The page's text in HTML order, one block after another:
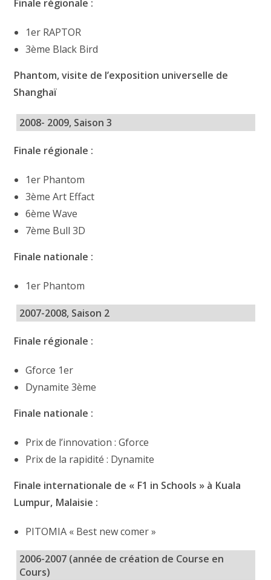
Finale régionale :
1er RAPTOR
3ème Black Bird
Phantom, visite de l’exposition universelle de
Shanghaï
2008- 2009, Saison 3
Finale régionale :
1er Phantom
3ème Art Effact
6ème Wave
7ème Bull 3D
Finale nationale :
1er Phantom
2007-2008, Saison 2
Finale régionale :
Gforce 1er
Dynamite 3ème
Finale nationale :
Prix de l’innovation : Gforce
Prix de la rapidité : Dynamite
Finale internationale de « F1 in Schools » à Kuala
Lumpur, Malaisie :
PITOMIA « Best new comer »
2006-2007 (année de création de Course en
Cours)